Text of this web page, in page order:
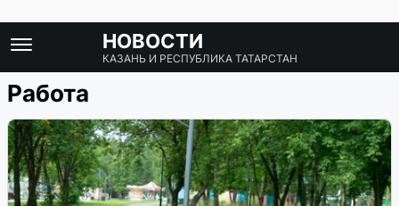
НОВОСТИ
КАЗАНЬ И РЕСПУБЛИКА ТАТАРСТАН
Работа